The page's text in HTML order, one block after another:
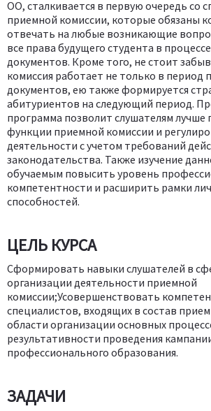
ОО, сталкивается в первую очередь со
приемной комиссии, которые обязаны
отвечать на любые возникающие
все права будущего студента в
документов. Кроме того, не стоит
комиссия работает не только в период
документов, ею также формируется
абитуриентов на следующий период.
программа позволит слушателям лучше
функции приемной комиссии и
деятельности с учетом требований
законодательства. Также изучение
обучаемым повысить уровень
компетентности и расширить рамки
способностей.
ЦЕЛЬ КУРСА
Сформировать навыки слушателей в
организации деятельности приемной
комиссии;Усовершенствовать
специалистов, входящих в состав
области организации основных
результативности проведения
профессионального образования.
ЗАДАЧИ